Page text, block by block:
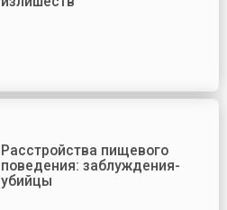
Расстройства пищевого
поведения: заблуждения-
убийцы